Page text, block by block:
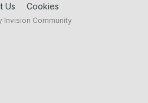
Us Cookies
Invision Community